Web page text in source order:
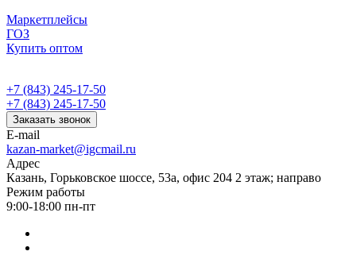
Маркетплейсы
ГОЗ
Купить оптом
+7 (843) 245-17-50
+7 (843) 245-17-50
Заказать звонок
E-mail
kazan-market@igcmail.ru
Адрес
Казань, ​Горьковское шоссе, 53а, офис 204 2 этаж; направо
Режим работы
9:00-18:00 пн-пт